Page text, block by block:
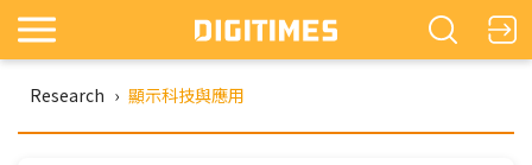
Research › 顯示科技與應用